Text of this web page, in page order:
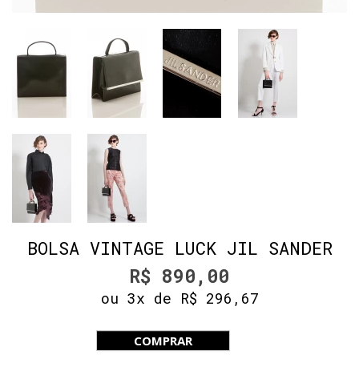
BOLSA VINTAGE LUCK JIL SANDER
R$ 890,00
ou 3x de R$ 296,67
COMPRAR